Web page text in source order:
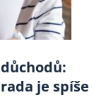
je spíše